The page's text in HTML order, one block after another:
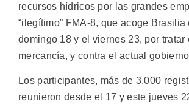
recursos hídricos por las grandes
“ilegítimo” FMA-8, que acoge Brasilia
domingo 18 y el viernes 23, por tratar
mercancía, y contra el actual
Los participantes, más de 3.000
reunieron desde el 17 y este jueves